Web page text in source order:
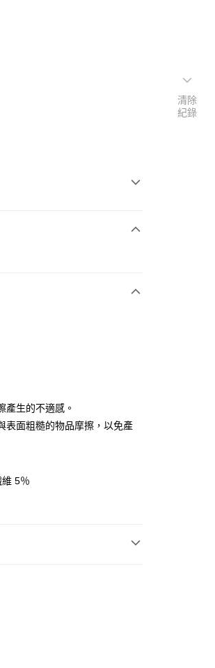
款」的支付方式。 讓您購物簡單
可結帳。
運費
產生的不適感。
表面粗糙的物品摩擦，以免產
5％
清除
紀錄